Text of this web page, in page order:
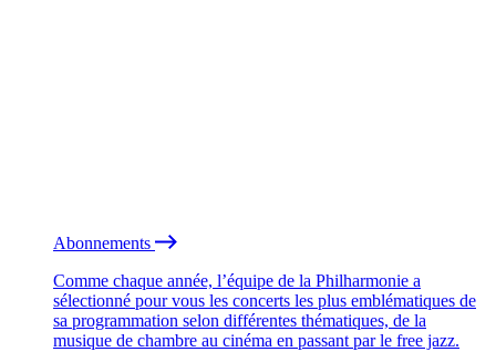
Abonnements
Comme chaque année, l’équipe de la Philharmonie a
sélectionné pour vous les concerts les plus emblématiques de
sa programmation selon différentes thématiques, de la
musique de chambre au cinéma en passant par le free jazz.